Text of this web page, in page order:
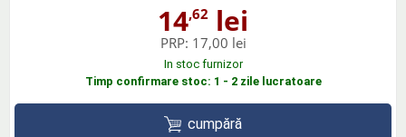
14,62 lei
PRP: 17,00 lei
In stoc furnizor
Timp confirmare stoc: 1 - 2 zile lucratoare
cumpără